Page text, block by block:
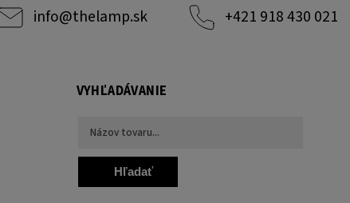
info@thelamp.sk +421 918 430 021
VYHĽADÁVANIE
Hľadať